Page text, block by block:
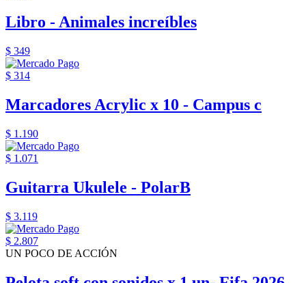
Libro - Animales increíbles
$ 349
$ 314
Marcadores Acrylic x 10 - Campus c
$ 1.190
$ 1.071
Guitarra Ukulele - PolarB
$ 3.119
$ 2.807
UN POCO DE ACCIÓN